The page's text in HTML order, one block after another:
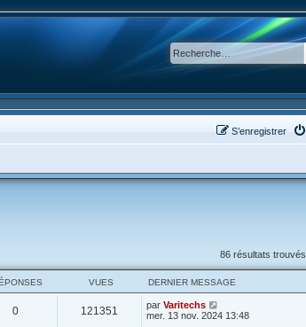
S’enregistrer
86 résultats trouvés
VUES DERNIER MESSAGE
0 121351 par Varitechs
mer. 13 nov. 2024 13:48